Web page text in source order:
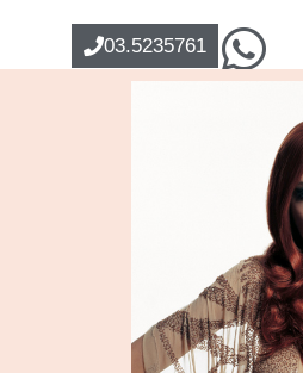
03.5235761